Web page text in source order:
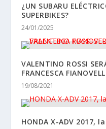
¿UN SUBARU
SUPERBIKES?
24/01/2025
VALENTINO ROSSI
FRANCESCA
19/08/2021
HONDA X-ADV